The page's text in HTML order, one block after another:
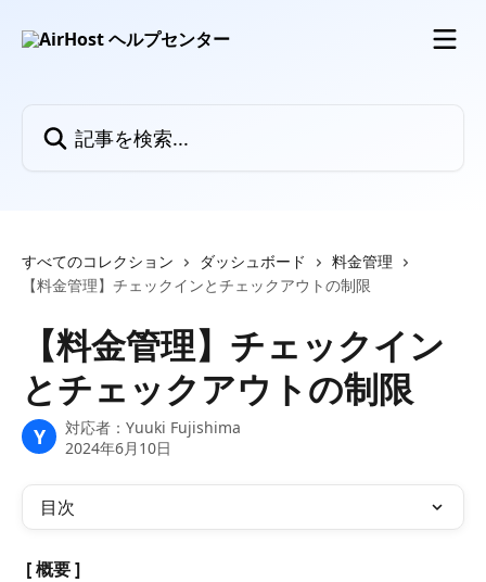
すべてのコレクション ダッシュボード
料金管理
【料金管理】チェックインとチェックアウトの制限
【料金管理】チェックイン
とチェックアウトの制限
Y 対応者： Yuuki Fujishima
2024年6月10日
目次
[ 概要 ]